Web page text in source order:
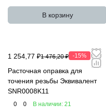
В корзину
1 254,77 ₽1 476,20 ₽ -15%
Расточная оправка для
точения резьбы Эквивалент
SNR0008K11
0 0 В наличии: 21